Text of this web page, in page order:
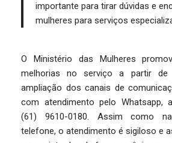
importante para tirar dúvidas e
mulheres para serviços
O Ministério das Mulheres
melhorias no serviço a partir de
ampliação dos canais de
com atendimento pelo Whatsapp,
(61) 9610-0180. Assim como
telefone, o atendimento é sigiloso e